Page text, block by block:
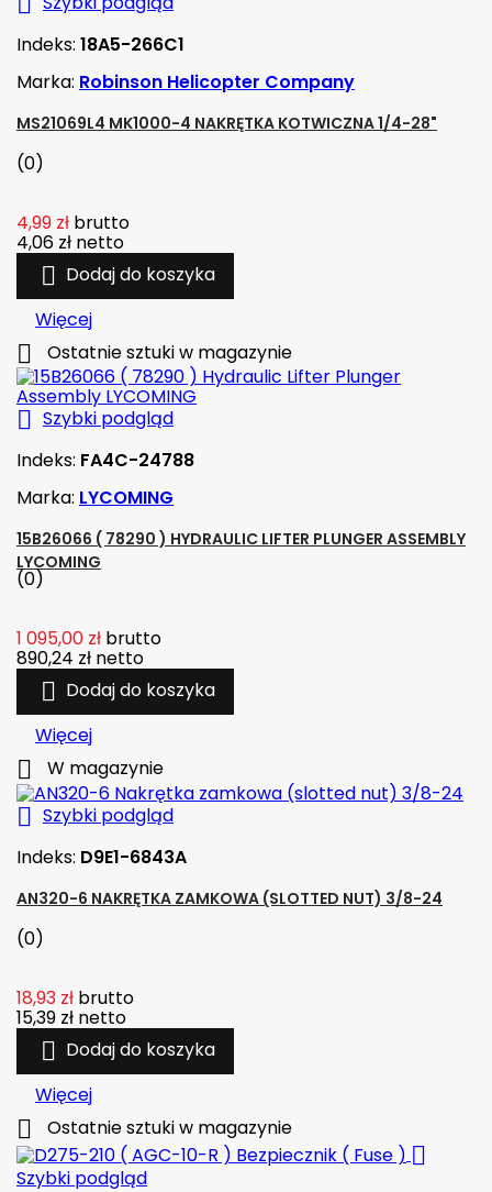
Indeks: 18A5-266C1
Marka: Robinson Helicopter Company
MS21069L4 MK1000-4 NAKRĘTKA KOTWICZNA 1/4-28"
(0)
4,99 zł brutto
4,06 zł netto
 Dodaj do koszyka
Więcej
 Ostatnie sztuki w magazynie
 Szybki podgląd
Indeks: FA4C-24788
Marka: LYCOMING
15B26066 ( 78290 ) HYDRAULIC LIFTER PLUNGER ASSEMBLY
LYCOMING
(0)
1 095,00 zł brutto
890,24 zł netto
 Dodaj do koszyka
Więcej
 W magazynie
 Szybki podgląd
Indeks: D9E1-6843A
AN320-6 NAKRĘTKA ZAMKOWA (SLOTTED NUT) 3/8-24
(0)
18,93 zł brutto
15,39 zł netto
 Dodaj do koszyka
Więcej
 Ostatnie sztuki w magazynie

Szybki podgląd